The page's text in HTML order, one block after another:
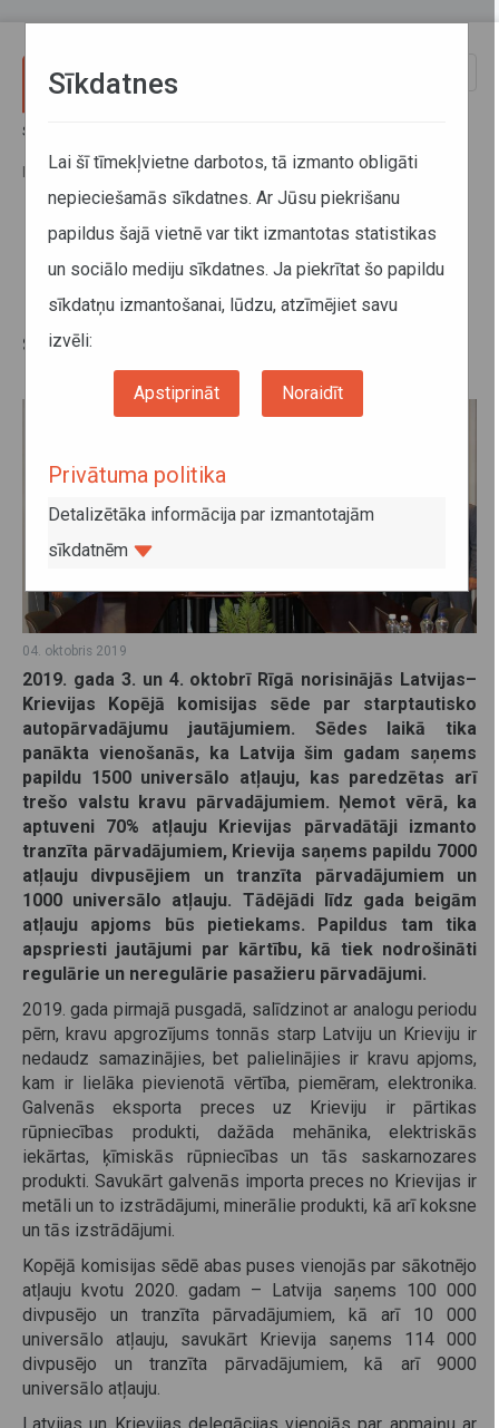
Sākums
pārvadājumiem; abas valstis savieno 11 regulārie autobusu maršruti
Latvija un Krievija apmainās ar
papildu atļaujām kravu
pārvadājumiem; abas valstis
savieno 11 regulārie autobusu
maršruti
04. oktobris 2019
2019. gada 3. un 4. oktobrī Rīgā norisinājās Latvijas–
Krievijas Kopējā komisijas sēde par starptautisko
autopārvadājumu jautājumiem. Sēdes laikā tika
panākta vienošanās, ka Latvija šim gadam saņems
papildu 1500 universālo atļauju, kas paredzētas arī
trešo valstu kravu pārvadājumiem. Ņemot vērā, ka
aptuveni 70% atļauju Krievijas pārvadātāji izmanto
tranzīta pārvadājumiem, Krievija saņems papildu 7000
atļauju divpusējiem un tranzīta pārvadājumiem un
1000 universālo atļauju. Tādējādi līdz gada beigām
atļauju apjoms būs pietiekams. Papildus tam tika
apspriesti jautājumi par kārtību, kā tiek nodrošināti
regulārie un neregulārie pasažieru pārvadājumi.
2019. gada pirmajā pusgadā, salīdzinot ar analogu periodu
pērn, kravu apgrozījums tonnās starp Latviju un Krieviju ir
nedaudz samazinājies, bet palielinājies ir kravu apjoms,
kam ir lielāka pievienotā vērtība, piemēram, elektronika.
Galvenās eksporta preces uz Krieviju ir pārtikas
rūpniecības produkti, dažāda mehānika, elektriskās
iekārtas, ķīmiskās rūpniecības un tās saskarnozares
produkti. Savukārt galvenās importa preces no Krievijas ir
metāli un to izstrādājumi, minerālie produkti, kā arī koksne
un tās izstrādājumi.
Kopējā komisijas sēdē abas puses vienojās par sākotnējo
atļauju kvotu 2020. gadam – Latvija saņems 100 000
divpusējo un tranzīta pārvadājumiem, kā arī 10 000
universālo atļauju, savukārt Krievija saņems 114 000
divpusējo un tranzīta pārvadājumiem, kā arī 9000
universālo atļauju.
Latvijas un Krievijas delegācijas vienojās par apmaiņu ar
Sīkdatnes
Lai šī tīmekļvietne darbotos, tā izmanto obligāti
nepieciešamās sīkdatnes. Ar Jūsu piekrišanu
papildus šajā vietnē var tikt izmantotas statistikas
un sociālo mediju sīkdatnes. Ja piekrītat šo papildu
sīkdatņu izmantošanai, lūdzu, atzīmējiet savu
izvēli:
Apstiprināt Noraidīt
Privātuma politika
Detalizētāka informācija par izmantotajām
sīkdatnēm